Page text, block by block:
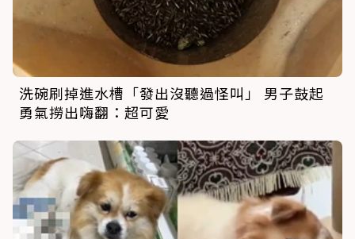
洗碗刷掉進水槽「發出沒聽過怪叫」 男子鼓起
勇氣撈出嗨翻：超可愛